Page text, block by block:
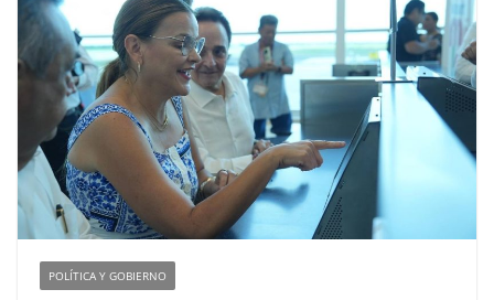
POLÍTICA Y GOBIERNO